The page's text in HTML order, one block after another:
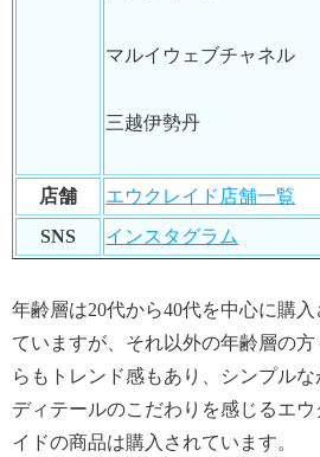
マルイウェブチャネル
三越伊勢丹
店舗
エウクレイド店舗一覧
SNS
インスタグラム
年齢層は20代から40代を中心に購入
ていますが、それ以外の年齢層の方
らもトレンド感もあり、シンプルな
ディテールのこだわりを感じるエウ
イドの商品は購入されています。